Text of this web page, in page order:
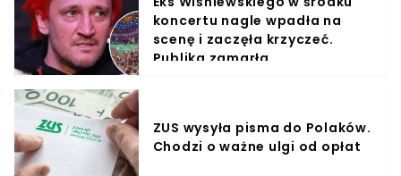
koncertu nagle wpadła na
scenę i zaczęła krzyczeć.
Publika zamarła
ZUS wysyła pisma do Polaków.
Chodzi o ważne ulgi od opłat